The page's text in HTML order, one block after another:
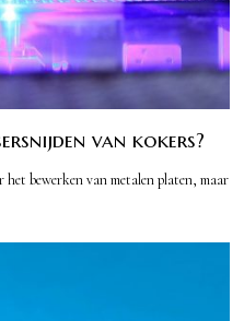
van kokers?
het bewerken van metalen platen, maar